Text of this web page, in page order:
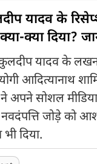
यादव के
क्या दिया?
कुलदीप यादव के
आदित्यानाथ
ने अपने सोशल
नवदंपत्ति जोड़े को
दिया.